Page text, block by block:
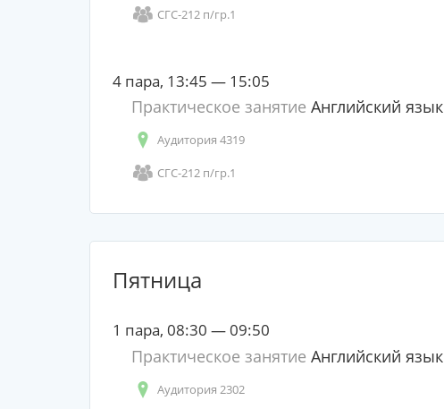
СГС-212 п/гр.1
4 пара, 13:45 — 15:05
Практическое занятие Английский язык
Аудитория 4319
СГС-212 п/гр.1
Пятница
1 пара, 08:30 — 09:50
Практическое занятие Английский язык
Аудитория 2302